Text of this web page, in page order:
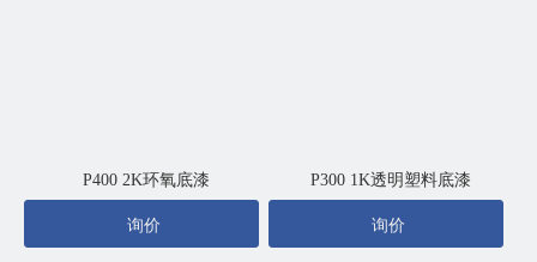
P400 2K环氧底漆
询价
P300 1K透明塑料底漆
询价